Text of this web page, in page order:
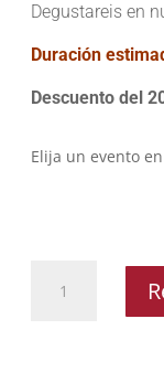
Degustareis en
Duración
Descuento del
Elija un evento